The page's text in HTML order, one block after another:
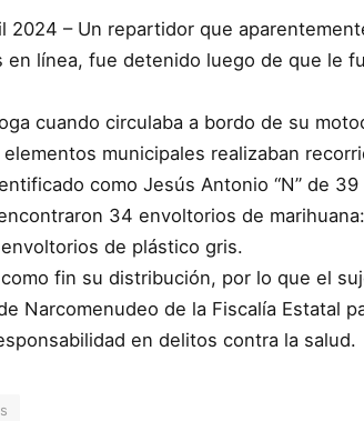
2024 – Un repartidor que
línea, fue detenido luego de que le
cuando circulaba a bordo de su
municipales realizaban
como Jesús Antonio “N” de 39
34 envoltorios de
de plástico gris.
fin su distribución, por lo que el
Narcomenudeo de la Fiscalía Estatal
en delitos contra la salud.